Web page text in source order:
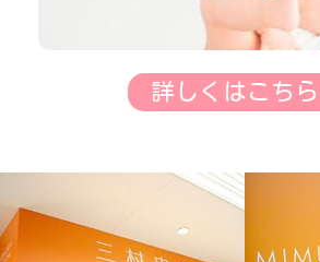
詳しくはこちら